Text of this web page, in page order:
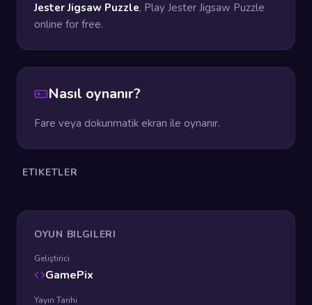
Jester Jigsaw Puzzle, Play Jester Jigsaw Puzzle
online for free.
Nasıl oynanır?
Fare veya dokunmatik ekran ile oynanır.
ETIKETLER
OYUN BILGILERI
Geliştirici
GamePix
Yayın Tarihi